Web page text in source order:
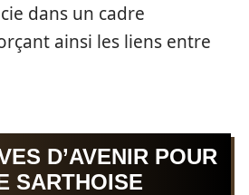
dans un cadre
ainsi les liens entre
D’AVENIR POUR
SARTHOISE